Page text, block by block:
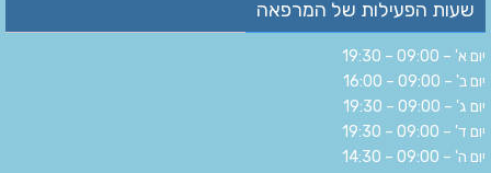
שעות הפעילות של המרפאה
יום א' – 09:00 – 19:30
יום ב' – 09:00 – 16:00
יום ג' – 09:00 – 19:30
יום ד' – 09:00 – 19:30
יום ה' – 09:00 – 14:30